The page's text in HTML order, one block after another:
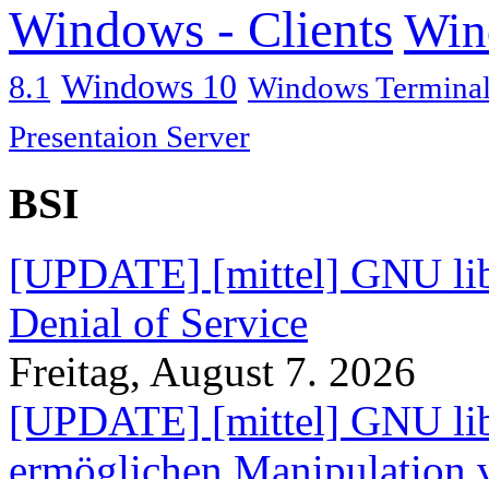
Windows - Clients
8.1 Windows 10 Windows
Presentaion Server
BSI
[UPDATE] [mittel] GNU
Denial of Service
Freitag, August 7. 2026
[UPDATE] [mittel] GNU